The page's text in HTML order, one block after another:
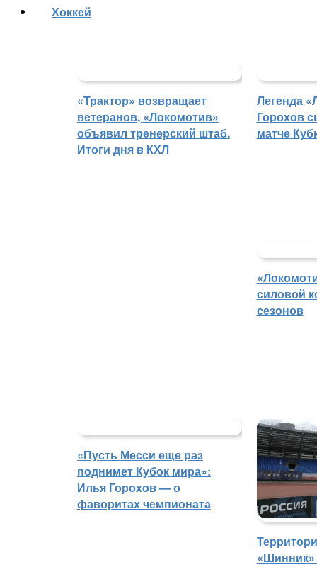
Хоккей
«Трактор» возвращает
ветеранов, «Локомотив»
объявил тренерский штаб.
Итоги дня в КХЛ
Легенда
Горохов
матче
силовой
сезонов
«Пусть Месси еще раз
поднимет Кубок мира»:
Илья Горохов — о
фаворитах чемпионата
«Шинник»